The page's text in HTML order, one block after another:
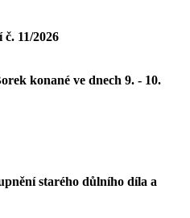
11/2026
konané ve dnech 9. - 10.
starého důlního díla a